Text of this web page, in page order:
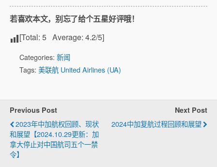
若喜欢本文，别忘了给个五星好评哦！
[Total: 5 Average: 4.2/5]
Categories: 新闻
Tags: 美联航 United Airlines (UA)
Previous Post
2023年中加航权回顾、现状
和展望【2024.10.29更新：加
拿大停止对中国航司五个一禁
令】
Next Post
2024中加复航过程回顾和展望